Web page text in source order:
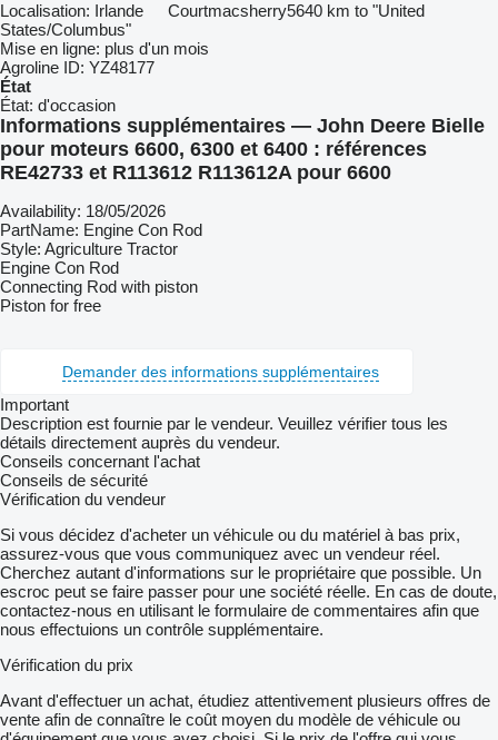
Localisation: Irlande Courtmacsherry5640 km to "United
States/Columbus"
Mise en ligne: plus d'un mois
Agroline ID: YZ48177
État
État: d'occasion
Informations supplémentaires — John Deere Bielle
pour moteurs 6600, 6300 et 6400 : références
RE42733 et R113612 R113612A pour 6600
Availability: 18/05/2026
PartName: Engine Con Rod
Style: Agriculture Tractor
Engine Con Rod
Connecting Rod with piston
Piston for free
Demander des informations supplémentaires
Important
Description est fournie par le vendeur. Veuillez vérifier tous les
détails directement auprès du vendeur.
Conseils concernant l'achat
Conseils de sécurité
Vérification du vendeur
Si vous décidez d'acheter un véhicule ou du matériel à bas prix,
assurez-vous que vous communiquez avec un vendeur réel.
Cherchez autant d'informations sur le propriétaire que possible. Un
escroc peut se faire passer pour une société réelle. En cas de doute,
contactez-nous en utilisant le formulaire de commentaires afin que
nous effectuions un contrôle supplémentaire.
Vérification du prix
Avant d'effectuer un achat, étudiez attentivement plusieurs offres de
vente afin de connaître le coût moyen du modèle de véhicule ou